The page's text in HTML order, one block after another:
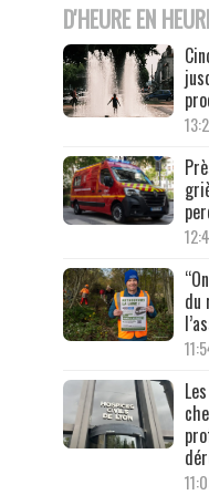
D'HEURE EN
du